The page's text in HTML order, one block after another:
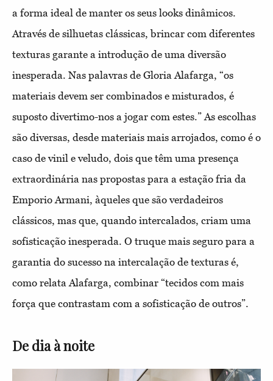
a forma ideal de manter os seus looks dinâmicos.
Através de silhuetas clássicas, brincar com diferentes
texturas garante a introdução de uma diversão
inesperada. Nas palavras de Gloria Alafarga, “os
materiais devem ser combinados e misturados, é
suposto divertimo-nos a jogar com estes.” As escolhas
são diversas, desde materiais mais arrojados, como é o
caso de vinil e veludo, dois que têm uma presença
extraordinária nas propostas para a estação fria da
Emporio Armani, àqueles que são verdadeiros
clássicos, mas que, quando intercalados, criam uma
sofisticação inesperada. O truque mais seguro para a
garantia do sucesso na intercalação de texturas é,
como relata Alafarga, combinar “tecidos com mais
força que contrastam com a sofisticação de outros”.
De dia à noite